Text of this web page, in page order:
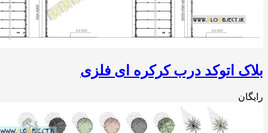
اتوکد درب کرکره ای فلزی